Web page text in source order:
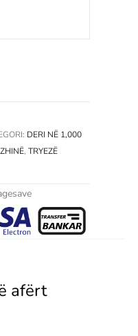
DERI NË 1,000
, TRYEZË
afërt